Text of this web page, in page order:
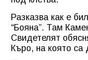
Разказва как е
“Бояна”. Там
Свидетелят
Къро, на която са